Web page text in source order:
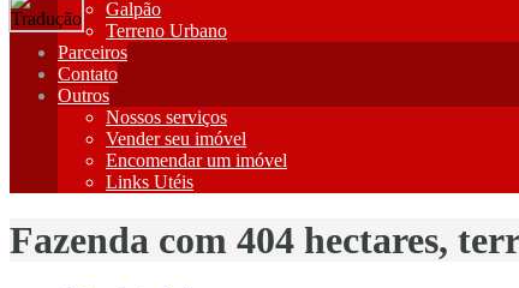
Galpão
Terreno Urbano
Parceiros
Contato
Outros
Nossos serviços
Vender seu imóvel
Encomendar um imóvel
Links Utéis
Fazenda com 404 hectares,